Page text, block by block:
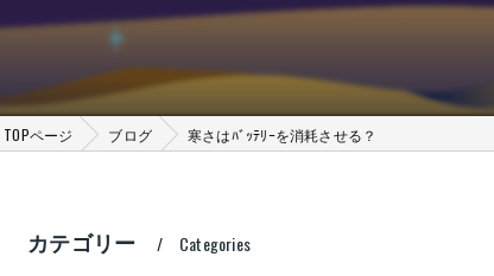
TOPページ ブログ 寒さはﾊﾞｯﾃﾘｰを消耗させる？
カテゴリー Categories